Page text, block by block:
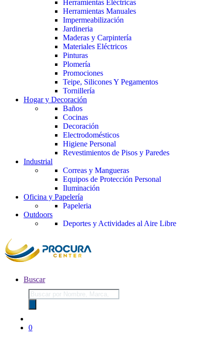
Herramientas Eléctricas
Herramientas Manuales
Impermeabilización
Jardineria
Maderas y Carpintería
Materiales Eléctricos
Pinturas
Plomería
Promociones
Teipe, Silicones Y Pegamentos
Tornillería
Hogar y Decoración
Baños
Cocinas
Decoración
Electrodomésticos
Higiene Personal
Revestimientos de Pisos y Paredes
Industrial
Correas y Mangueras
Equipos de Protección Personal
Iluminación
Oficina y Papelería
Papeleria
Outdoors
Deportes y Actividades al Aire Libre
Buscar
Búsqueda
de
productos
0